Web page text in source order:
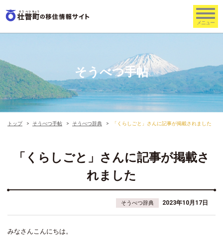
そうべつ手帖
トップ そうべつ手帖 そうべつ辞典 「くらしごと」さんに記事が掲載されました
「くらしごと」さんに記事が掲載さ
れました
そうべつ辞典 2023年10月17日
みなさんこんにちは。